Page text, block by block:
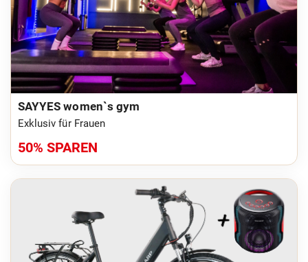
SAYYES women`s gym
Exklusiv für Frauen
50% SPAREN